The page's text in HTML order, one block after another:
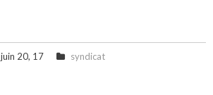
juin 20, 17 syndicat